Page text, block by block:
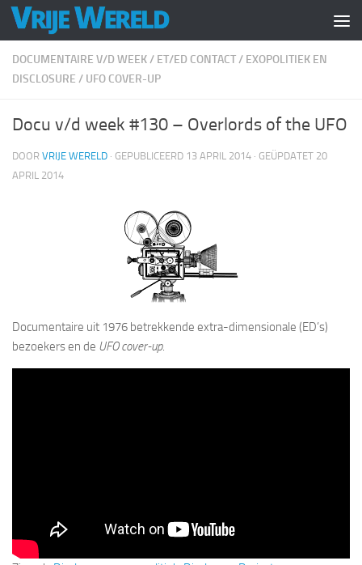
Doorgaan naar inhoud
DOCUMENTAIRE V/D WEEK/ ET/ED CONTACT/ EXOPOLITIEK EN
DISCLOSURE / UFO COVER-UP
Docu v/d week #130 – Overlords of the UFO
DOOR VRIJE WERELD · GEPUBLICEERD 13 APRIL 2014 · GEÜPDATET 20
APRIL 2014
Documentaire uit 1976 betrekkende extra-dimensionale (ED’s)
bezoekers en de UFO cover-up.